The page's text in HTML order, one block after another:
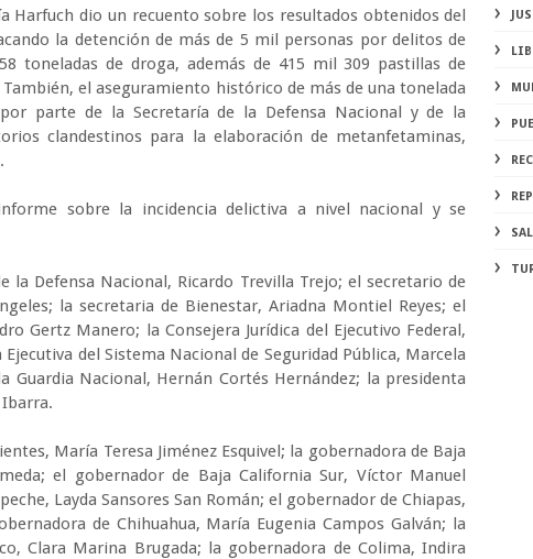
Harfuch dio un recuento sobre los resultados obtenidos del
la detención de más de 5 mil personas por delitos de
toneladas de droga, además de 415 mil 309 pastillas de
el aseguramiento histórico de más de una tonelada
parte de la Secretaría de la Defensa Nacional y de la
clandestinos para la elaboración de metanfetaminas,
sobre la incidencia delictiva a nivel nacional y se
la Defensa Nacional, Ricardo Trevilla Trejo; el secretario de
la secretaria de Bienestar, Ariadna Montiel Reyes; el
Gertz Manero; la Consejera Jurídica del Ejecutivo Federal,
del Sistema Nacional de Seguridad Pública, Marcela
Guardia Nacional, Hernán Cortés Hernández; la presidenta
María Teresa Jiménez Esquivel; la gobernadora de Baja
el gobernador de Baja California Sur, Víctor Manuel
Layda Sansores San Román; el gobernador de Chiapas,
de Chihuahua, María Eugenia Campos Galván; la
Clara Marina Brugada; la gobernadora de Colima, Indira